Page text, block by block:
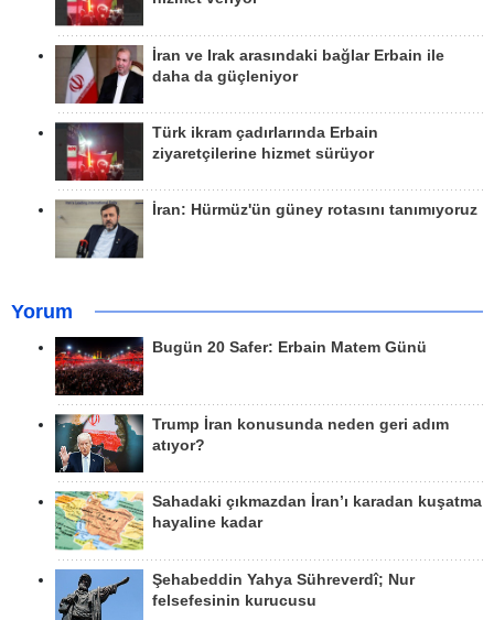
İran ve Irak arasındaki bağlar Erbain ile
daha da güçleniyor
Türk ikram çadırlarında Erbain
ziyaretçilerine hizmet sürüyor
İran: Hürmüz'ün güney rotasını tanımıyoruz
Yorum
Bugün 20 Safer: Erbain Matem Günü
Trump İran konusunda neden geri adım
atıyor?
Sahadaki çıkmazdan İran’ı karadan kuşatma
hayaline kadar
Şehabeddin Yahya Sühreverdî; Nur
felsefesinin kurucusu